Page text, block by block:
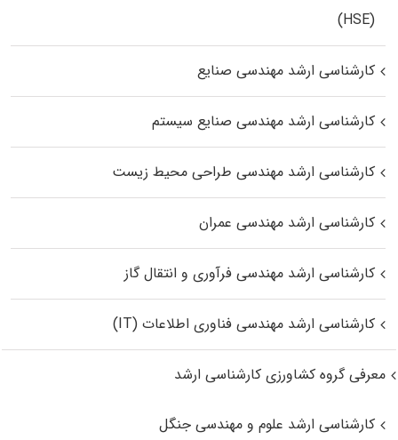
(HSE)
کارشناسی ارشد مهندسی صنایع
کارشناسی ارشد مهندسی صنایع سیستم
کارشناسی ارشد مهندسی طراحی محیط زیست
کارشناسی ارشد مهندسی عمران
کارشناسی ارشد مهندسی فرآوری و انتقال گاز
کارشناسی ارشد مهندسی فناوری اطلاعات (IT)
معرفی گروه کشاورزی کارشناسی ارشد
کارشناسی ارشد علوم و مهندسی جنگل